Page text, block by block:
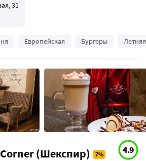
31
Европейская Бургеры
4.9
Сorner (Шекспир)